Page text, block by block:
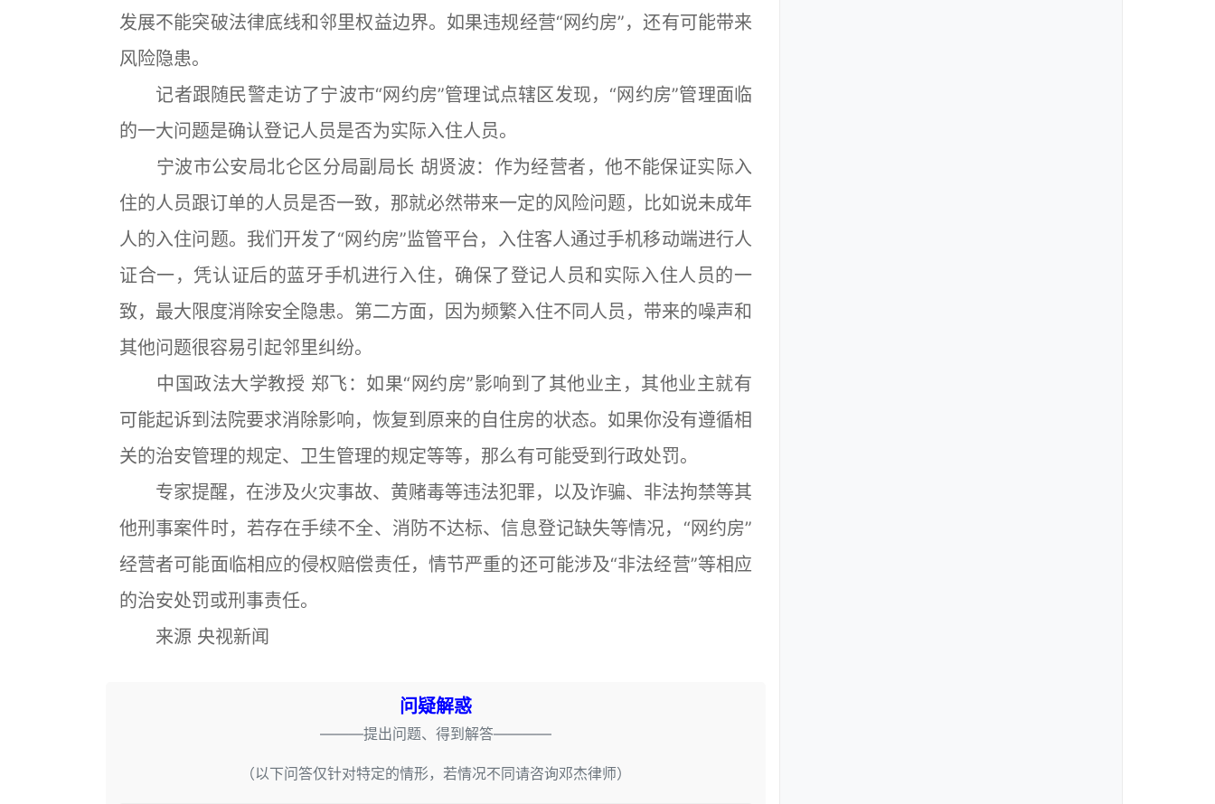
发展不能突破法律底线和邻里权益边界。如果违规经营“网约房”，还有可能带来
风险隐患。
记者跟随民警走访了宁波市“网约房”管理试点辖区发现，“网约房”管理面临
的一大问题是确认登记人员是否为实际入住人员。
宁波市公安局北仑区分局副局长 胡贤波：作为经营者，他不能保证实际入
住的人员跟订单的人员是否一致，那就必然带来一定的风险问题，比如说未成年
人的入住问题。我们开发了“网约房”监管平台，入住客人通过手机移动端进行人
证合一，凭认证后的蓝牙手机进行入住，确保了登记人员和实际入住人员的一
致，最大限度消除安全隐患。第二方面，因为频繁入住不同人员，带来的噪声和
其他问题很容易引起邻里纠纷。
中国政法大学教授 郑飞：如果“网约房”影响到了其他业主，其他业主就有
可能起诉到法院要求消除影响，恢复到原来的自住房的状态。如果你没有遵循相
关的治安管理的规定、卫生管理的规定等等，那么有可能受到行政处罚。
专家提醒，在涉及火灾事故、黄赌毒等违法犯罪，以及诈骗、非法拘禁等其
他刑事案件时，若存在手续不全、消防不达标、信息登记缺失等情况，“网约房”
经营者可能面临相应的侵权赔偿责任，情节严重的还可能涉及“非法经营”等相应
的治安处罚或刑事责任。
来源 央视新闻
问疑解惑
———提出问题、得到解答————
（以下问答仅针对特定的情形，若情况不同请咨询邓杰律师）